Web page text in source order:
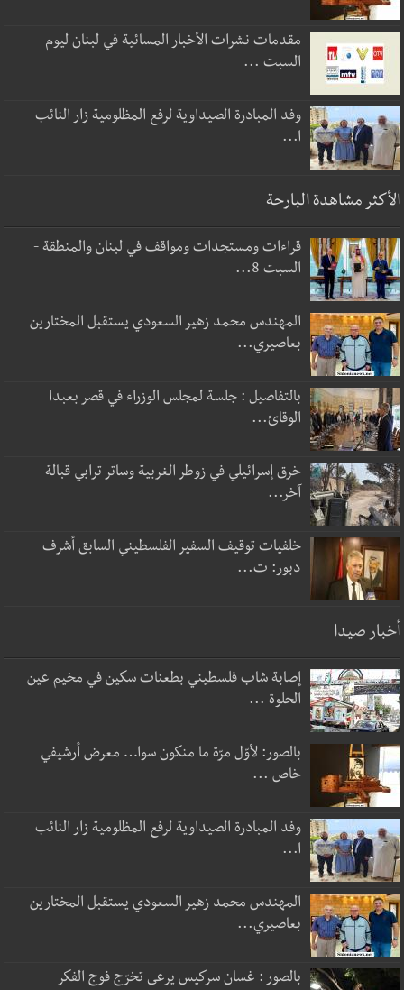
مقدمات نشرات الأخبار المسائية في لبنان ليوم
السبت ...
وفد المبادرة الصيداوية لرفع المظلومية زار النائب
ا...
الأكثر مشاهدة البارحة
قراءات ومستجدات ومواقف في لبنان والمنطقة -
السبت 8...
المهندس محمد زهير السعودي يستقبل المختارين
بعاصيري...
بالتفاصيل : جلسة لمجلس الوزراء في قصر بعبدا
الوقائ...
خرق إسرائيلي في زوطر الغربية وساتر ترابي قبالة
آخر...
خلفيات توقيف السفير الفلسطيني السابق أشرف
دبور: ت...
أخبار صيدا
إصابة شاب فلسطيني بطعنات سكين في مخيم عين
الحلوة ...
بالصور: لأوّل مرّة ما منكون سوا… معرض أرشيفي
خاص ...
وفد المبادرة الصيداوية لرفع المظلومية زار النائب
ا...
المهندس محمد زهير السعودي يستقبل المختارين
بعاصيري...
بالصور : غسان سركيس يرعى تخرّج فوج الفكر